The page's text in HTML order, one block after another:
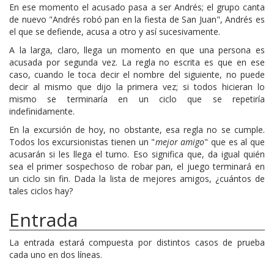
En ese momento el acusado pasa a ser Andrés; el grupo canta
de nuevo "Andrés robó pan en la fiesta de San Juan", Andrés es
el que se defiende, acusa a otro y así sucesivamente.
A la larga, claro, llega un momento en que una persona es
acusada por segunda vez. La regla no escrita es que en ese
caso, cuando le toca decir el nombre del siguiente, no puede
decir al mismo que dijo la primera vez; si todos hicieran lo
mismo se terminaría en un ciclo que se repetiría
indefinidamente.
En la excursión de hoy, no obstante, esa regla no se cumple.
Todos los excursionistas tienen un "mejor amigo" que es al que
acusarán si les llega el turno. Eso significa que, da igual quién
sea el primer sospechoso de robar pan, el juego terminará en
un ciclo sin fin. Dada la lista de mejores amigos, ¿cuántos de
tales ciclos hay?
Entrada
La entrada estará compuesta por distintos casos de prueba
cada uno en dos líneas.